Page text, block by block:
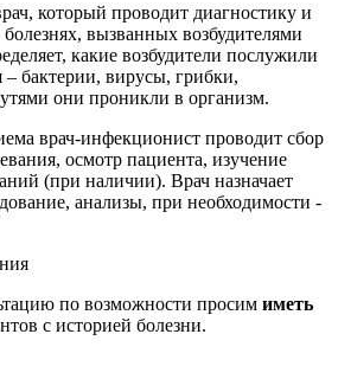
который проводит диагностику и
вызванных возбудителями
какие возбудители послужили
бактерии, вирусы, грибки,
они проникли в организм.
врач-инфекционист проводит сбор
осмотр пациента, изучение
(при наличии). Врач назначает
анализы, при необходимости -
по возможности просим иметь
с историей болезни.